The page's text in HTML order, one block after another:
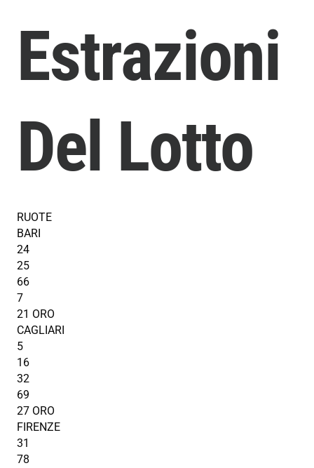
Estrazioni
Del Lotto
RUOTE
BARI
24
25
66
7
21 ORO
CAGLIARI
5
16
32
69
27 ORO
FIRENZE
31
78